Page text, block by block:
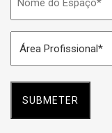
do
Espaço
Profissional
*